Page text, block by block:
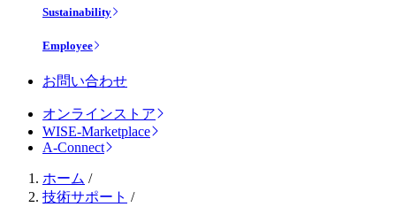
Sustainability
Employee
お問い合わせ
オンラインストア
WISE-Marketplace
A-Connect
ホーム /
技術サポート /